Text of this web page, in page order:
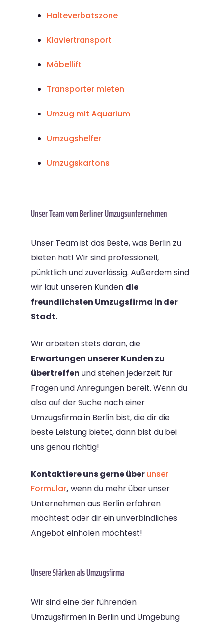
Halteverbotszone
Klaviertransport
Möbellift
Transporter mieten
Umzug mit Aquarium
Umzugshelfer
Umzugskartons
Unser Team vom Berliner Umzugsunternehmen
Unser Team ist das Beste, was Berlin zu
bieten hat! Wir sind professionell,
pünktlich und zuverlässig. Außerdem sind
wir laut unseren Kunden die
freundlichsten Umzugsfirma in der
Stadt.
Wir arbeiten stets daran, die
Erwartungen unserer Kunden zu
übertreffen und stehen jederzeit für
Fragen und Anregungen bereit. Wenn du
also auf der Suche nach einer
Umzugsfirma in Berlin bist, die dir die
beste Leistung bietet, dann bist du bei
uns genau richtig!
Kontaktiere uns gerne überunser
Formular, wenn du mehr über unser
Unternehmen aus Berlin erfahren
möchtest oder dir ein unverbindliches
Angebot einholen möchtest!
Unsere Stärken als Umzugsfirma
Wir sind eine der führenden
Umzugsfirmen in Berlin und Umgebung